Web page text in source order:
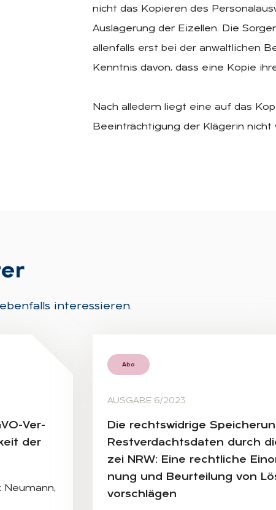
nicht das Kopieren des
Auslagerung der Eizellen. Die
allenfalls erst bei der anwaltlichen
Kenntnis davon, dass eine Kopie
Nach alledem liegt eine auf das
Beeinträchtigung der Klägerin nicht
interessieren.
Ver­
der
Neumann,
Abo
AUSGABE 6/2023
Die rechts­wid­ri­ge
Rest­ver­dachts­da­ten durch
zei NRW: Eine recht­li­che
nung und Be­ur­tei­lung von
vor­schlä­gen